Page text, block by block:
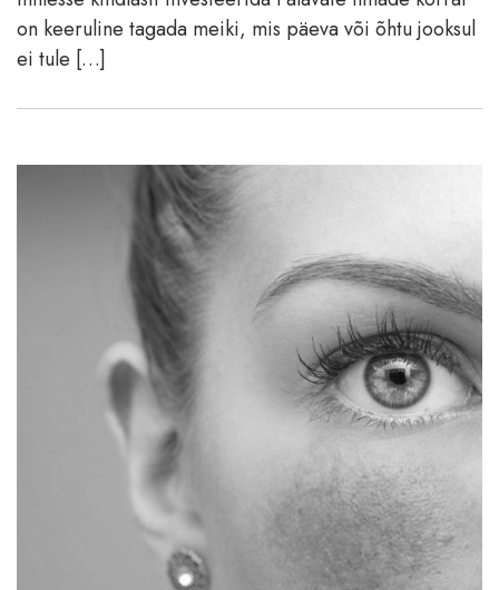
on keeruline tagada meiki, mis päeva või õhtu jooksul
ei tule […]